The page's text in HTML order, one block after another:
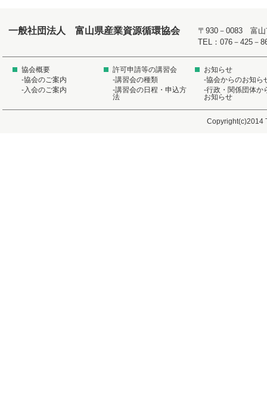
一般社団法人 富山県産業資源循環協会
〒930－0083 富山
TEL：076－425
協会概要
-協会のご案内
-入会のご案内
許可申請等の講習会
-講習会の種類
-講習会の日程・申込方
法
お知らせ
-協会からのお知ら
-行政・関係団体か
お知らせ
Copyright(c)2014